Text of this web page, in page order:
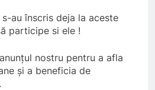
s-au înscris deja la aceste
participe si ele !
nostru pentru a afla
și a beneficia de
big THANK YOU! from
Community Centre